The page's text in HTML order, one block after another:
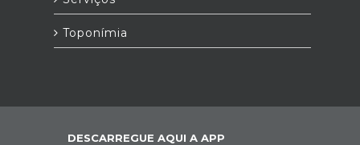
Toponímia
DESCARREGUE AQUI A APP